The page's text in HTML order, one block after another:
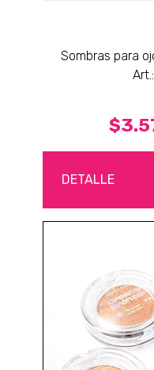
Sombras para
DETALLE